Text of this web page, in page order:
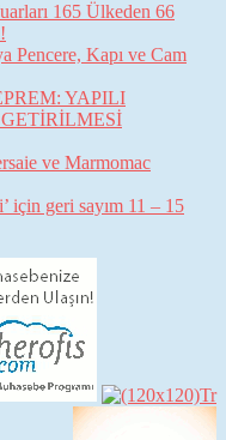
165 Ülkeden 66
Pencere, Kapı ve Cam
YAPILI
ve Marmomac
için geri sayım 11 – 15